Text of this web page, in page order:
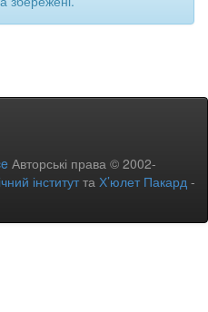
Авторські права © 2002-
інститутта Х’юлет Пакард -